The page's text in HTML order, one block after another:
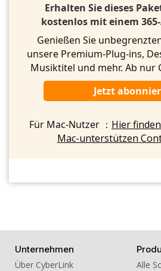
Erhalten Sie dieses
kostenlos mit einem
Genießen Sie
unsere Premium-Plug-ins,
Musiktitel und mehr. Ab nur
Jetzt
Für Mac-Nutzer ： Hier
Mac-unterstützen
Unternehmen
Über CyberLink
Alle